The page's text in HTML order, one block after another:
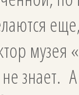
музея
знает.